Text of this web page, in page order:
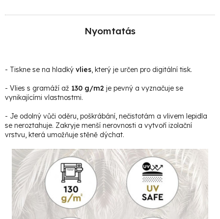
Nyomtatás
- Tiskne se na hladký vlies, který je určen pro digitální tisk.
- Vlies s gramáží až 130 g/m2 je pevný a vyznačuje se
vynikajícími vlastnostmi.
- Je odolný vůči oděru, poškrábání, nečistotám a vlivem lepidla
se neroztahuje. Zakryje menší nerovnosti a vytvoří izolační
vrstvu, která umožňuje stěně dýchat.